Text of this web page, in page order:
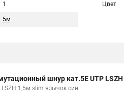
1
5м
Цвет
шнур кат.5E UTP LSZH
1,5м slim язычок син